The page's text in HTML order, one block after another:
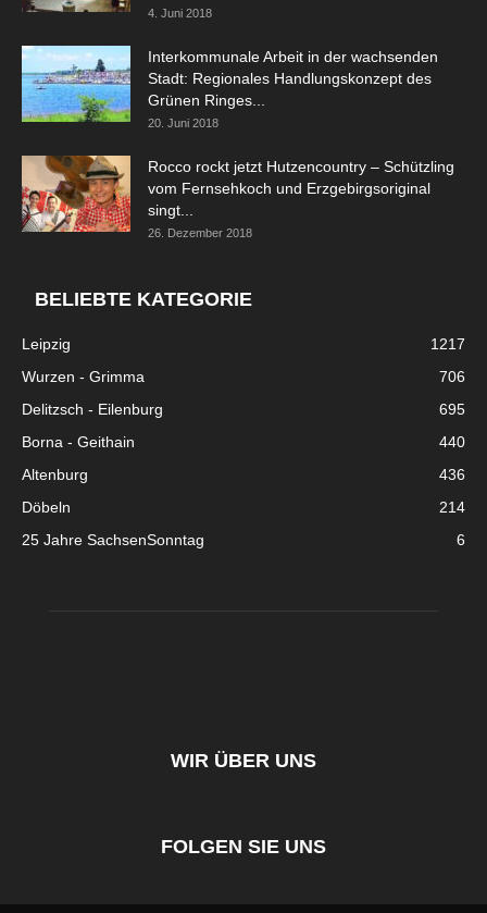
4. Juni 2018
Interkommunale Arbeit in der wachsenden
Stadt: Regionales Handlungskonzept des
Grünen Ringes...
20. Juni 2018
Rocco rockt jetzt Hutzencountry – Schützling
vom Fernsehkoch und Erzgebirgsoriginal
singt...
26. Dezember 2018
BELIEBTE KATEGORIE
Leipzig
1217
Wurzen - Grimma
706
Delitzsch - Eilenburg
695
Borna - Geithain
440
Altenburg
436
Döbeln
214
25 Jahre SachsenSonntag
6
WIR ÜBER UNS
FOLGEN SIE UNS